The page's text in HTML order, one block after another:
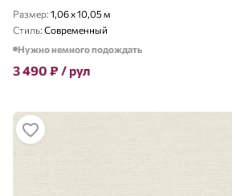
Размер: 1,06 x 10,05 м
Стиль: Современный
Нужно немного подождать
3 490 ₽ / рул